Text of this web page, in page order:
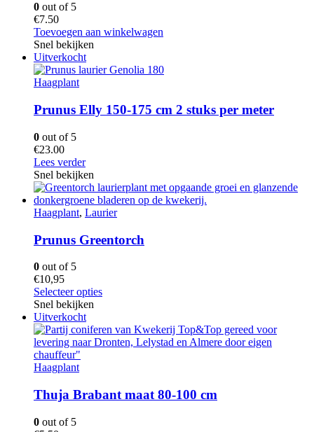
0 out of 5
€7.50
Toevoegen aan winkelwagen
Snel bekijken
Uitverkocht
Haagplant
Prunus Elly 150-175 cm 2 stuks per meter
0 out of 5
€23.00
Lees verder
Snel bekijken
Haagplant, Laurier
Prunus Greentorch
0 out of 5
€10,95
Selecteer opties
Snel bekijken
Uitverkocht
Haagplant
Thuja Brabant maat 80-100 cm
0 out of 5